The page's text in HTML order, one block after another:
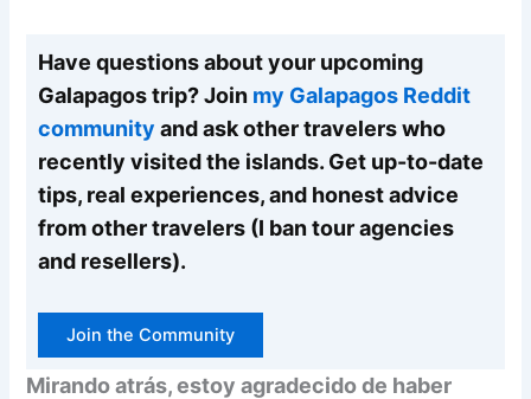
Have questions about your upcoming
Galapagos trip? Join my Galapagos Reddit
community and ask other travelers who
recently visited the islands. Get up-to-date
tips, real experiences, and honest advice
from other travelers (I ban tour agencies
and resellers).
Join the Community
Mirando atrás, estoy agradecido de haber